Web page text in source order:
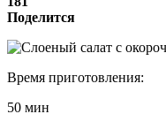
Поделится
Время приготовления:
50 мин